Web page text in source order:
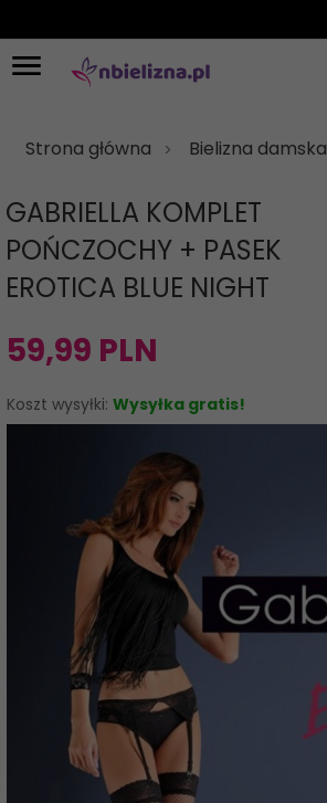
Strona główna Bielizna damska
GABRIELLA KOMPLET
POŃCZOCHY + PASEK
EROTICA BLUE NIGHT
59,99 PLN
Koszt wysyłki: Wysyłka gratis!